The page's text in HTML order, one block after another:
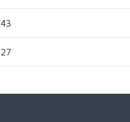
43
27